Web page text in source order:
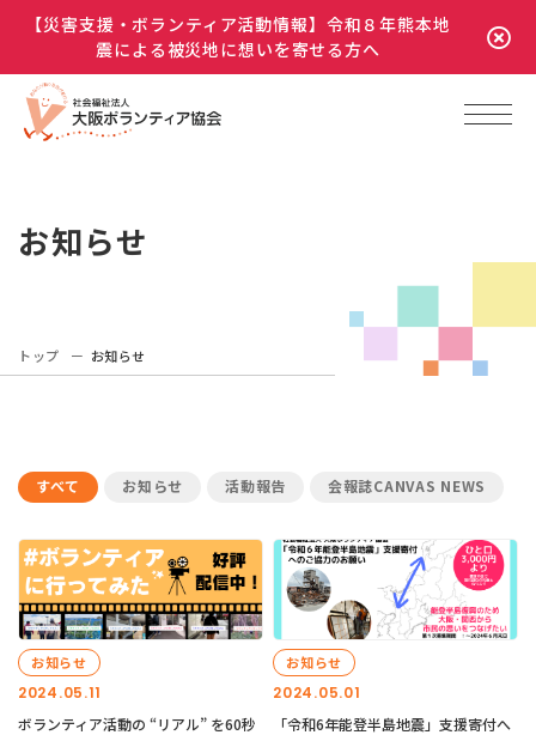
【災害支援・ボランティア活動情報】令和８年熊本地
震による被災地に想いを寄せる方へ
お知らせ
トップ お知らせ
すべて お知らせ 活動報告 会報誌CANVAS NEWS
2024.05.11
お知らせ
ボランティア活動の “リアル” を60秒
2024.05.01
お知らせ
「令和6年能登半島地震」支援寄付へ